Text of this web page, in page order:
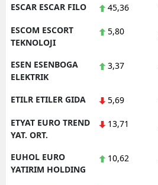
ESCAR ESCAR FILO 45,36
ESCOM ESCORT
TEKNOLOJI
5,80
ESEN ESENBOGA
ELEKTRIK
3,37
ETILR ETILER GIDA 5,69
ETYAT EURO TREND
YAT. ORT.
13,71
EUHOL EURO
YATIRIM HOLDING
10,62